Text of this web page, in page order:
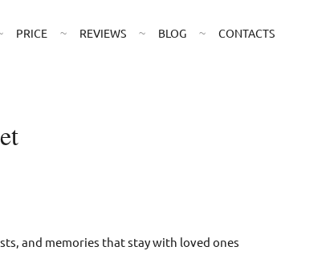
PRICE REVIEWS BLOG CONTACTS
and memories that stay with loved ones